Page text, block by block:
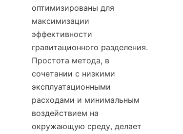
оптимизированы для
максимизации
эффективности
гравитационного разделения.
Простота метода, в
сочетании с низкими
эксплуатационными
расходами и минимальным
воздействием на
окружающую среду, делает